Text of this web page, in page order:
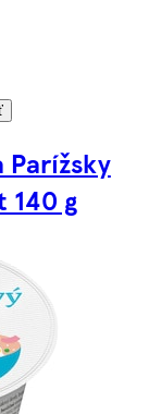
Parížsky
140 g